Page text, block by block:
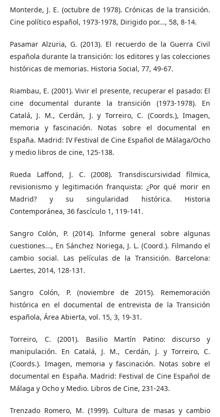
Monterde, J. E. (octubre de 1978). Crónicas de la transición.
Cine político español, 1973-1978, Dirigido por..., 58, 8-14.
Pasamar Alzuria, G. (2013). El recuerdo de la Guerra Civil
española durante la transición: los editores y las colecciones
históricas de memorias. Historia Social, 77, 49-67.
Riambau, E. (2001). Vivir el presente, recuperar el pasado: El
cine documental durante la transición (1973-1978). En
Catalá, J. M., Cerdán, J. y Torreiro, C. (Coords.), Imagen,
memoria y fascinación. Notas sobre el documental en
España. Madrid: IV Festival de Cine Español de Málaga/Ocho
y medio libros de cine, 125-138.
Rueda Laffond, J. C. (2008). Transdiscursividad fílmica,
revisionismo y legitimación franquista: ¿Por qué morir en
Madrid? y su singularidad histórica. Historia
Contemporánea, 36 fascículo 1, 119-141.
Sangro Colón, P. (2014). Informe general sobre algunas
cuestiones..., En Sánchez Noriega, J. L. (Coord.). Filmando el
cambio social. Las películas de la Transición. Barcelona:
Laertes, 2014, 128-131.
Sangro Colón, P. (noviembre de 2015). Rememoración
histórica en el documental de entrevista de la Transición
española, Área Abierta, vol. 15, 3, 19-31.
Torreiro, C. (2001). Basilio Martín Patino: discurso y
manipulación. En Catalá, J. M., Cerdán, J. y Torreiro, C.
(Coords.). Imagen, memoria y fascinación. Notas sobre el
documental en España. Madrid: Festival de Cine Español de
Málaga y Ocho y Medio. Libros de Cine, 231-243.
Trenzado Romero, M. (1999). Cultura de masas y cambio